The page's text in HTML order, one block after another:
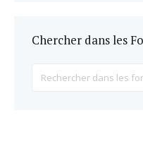
Chercher dans les